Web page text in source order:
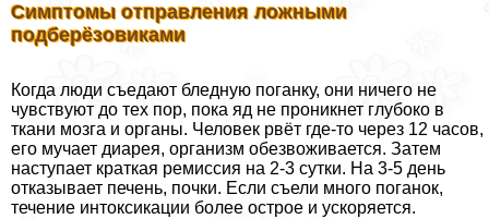
Симптомы отправления ложными
подберёзовиками
Когда люди съедают бледную поганку, они ничего не
чувствуют до тех пор, пока яд не проникнет глубоко в
ткани мозга и органы. Человек рвёт где-то через 12 часов,
его мучает диарея, организм обезвоживается. Затем
наступает краткая ремиссия на 2-3 сутки. На 3-5 день
отказывает печень, почки. Если съели много поганок,
течение интоксикации более острое и ускоряется.